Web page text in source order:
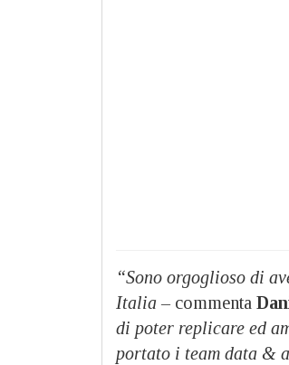
“Sono orgoglioso di
Italia – commenta
di poter replicare ed
portato i team data &